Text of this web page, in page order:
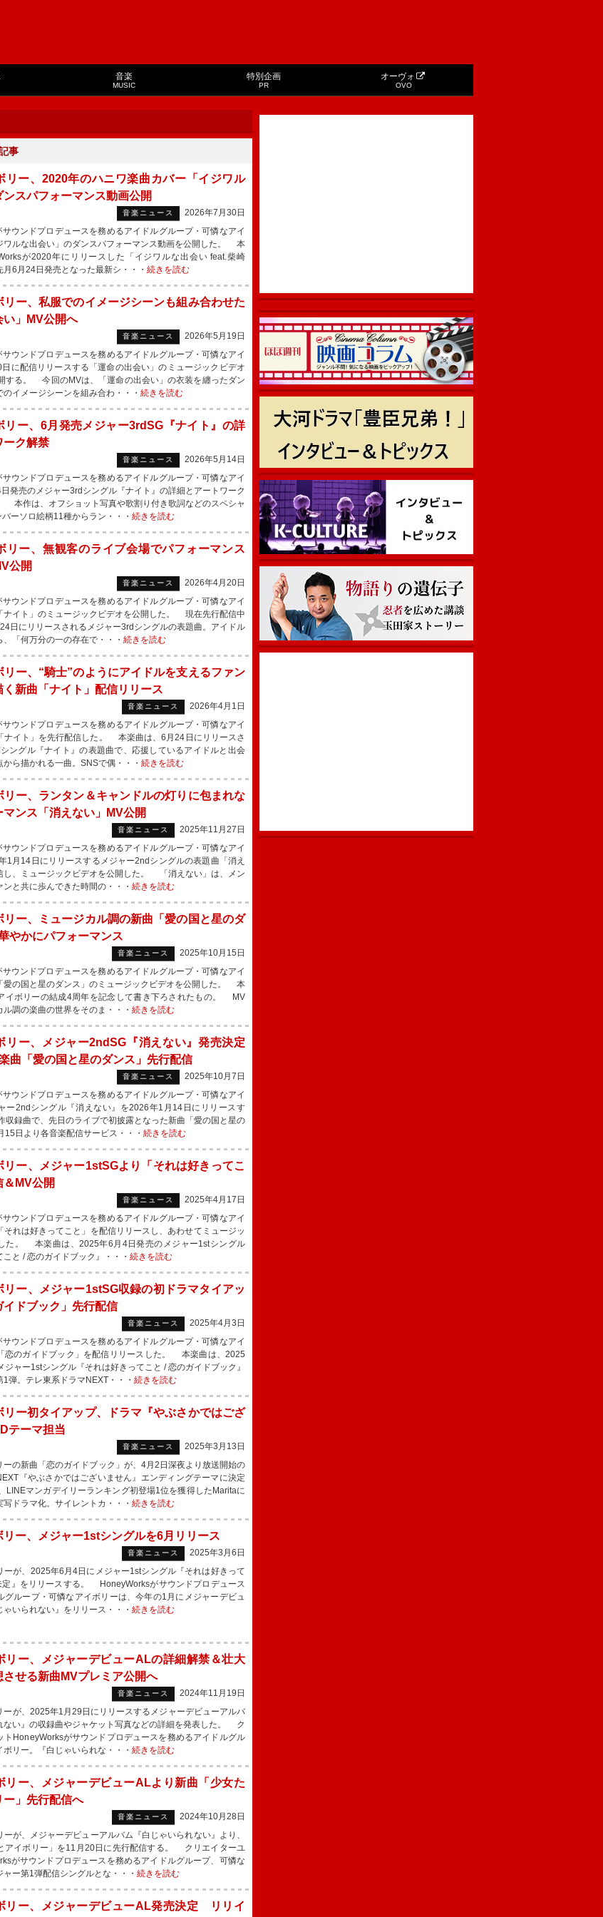
音楽
MUSIC
特別企画
PR
オーヴォ
OVO
事
リー、2020年のハニワ楽曲カバー「イジワル
スパフォーマンス動画公開
音楽ニュース
2026年7月30日
ウンドプロデュースを務めるアイドルグループ・可憐なアイ
ワルな出会い」のダンスパフォーマンス動画を公開した。 本
が2020年にリリースした「イジワルな出会い feat.柴崎
6月24日発売となった最新シ・・・ 続きを読む
リー、私服でのイメージシーンも組み合わせた
い」MV公開へ
音楽ニュース
2026年5月19日
ウンドプロデュースを務めるアイドルグループ・可憐なアイ
に配信リリースする「運命の出会い」のミュージックビデオ
する。 今回のMVは、「運命の出会い」の衣装を纏ったダン
イメージシーンを組み合わ・・・ 続きを読む
リー、6月発売メジャー3rdSG『ナイト』の詳
ーク解禁
音楽ニュース
2026年5月14日
ウンドプロデュースを務めるアイドルグループ・可憐なアイ
発売のメジャー3rdシングル『ナイト』の詳細とアートワーク
本作は、オフショット写真や歌割り付き歌詞などのスペシャ
ーソロ絵柄11種からラン・・・ 続きを読む
リー、無観客のライブ会場でパフォーマンス
公開
音楽ニュース
2026年4月20日
ウンドプロデュースを務めるアイドルグループ・可憐なアイ
ナイト」のミュージックビデオを公開した。 現在先行配信中
日にリリースされるメジャー3rdシングルの表題曲。アイドル
「何万分の一の存在で・・・ 続きを読む
リー、“騎士”のようにアイドルを支えるファン
新曲「ナイト」配信リリース
音楽ニュース
2026年4月1日
ウンドプロデュースを務めるアイドルグループ・可憐なアイ
ナイト」を先行配信した。 本楽曲は、6月24日にリリースさ
ングル『ナイト』の表題曲で、応援しているアイドルと出会
から描かれる一曲。SNSで偶・・・ 続きを読む
リー、ランタン＆キャンドルの灯りに包まれな
ンス「消えない」MV公開
音楽ニュース
2025年11月27日
ウンドプロデュースを務めるアイドルグループ・可憐なアイ
1月14日にリリースするメジャー2ndシングルの表題曲「消え
し、ミュージックビデオを公開した。 「消えない」は、メン
と共に歩んできた時間の・・・ 続きを読む
リー、ミュージカル調の新曲「愛の国と星のダ
やかにパフォーマンス
音楽ニュース
2025年10月15日
ウンドプロデュースを務めるアイドルグループ・可憐なアイ
愛の国と星のダンス」のミュージックビデオを公開した。 本
イボリーの結成4周年を記念して書き下ろされたもの。 MV
調の楽曲の世界をそのま・・・ 続きを読む
リー、メジャー2ndSG『消えない』発売決定
曲「愛の国と星のダンス」先行配信
音楽ニュース
2025年10月7日
ウンドプロデュースを務めるアイドルグループ・可憐なアイ
ー2ndシングル『消えない』を2026年1月14日にリリースす
録曲で、先日のライブで初披露となった新曲「愛の国と星の
15日より各音楽配信サービス・・・ 続きを読む
リー、メジャー1stSGより「それは好きってこ
＆MV公開
音楽ニュース
2025年4月17日
ウンドプロデュースを務めるアイドルグループ・可憐なアイ
それは好きってこと」を配信リリースし、あわせてミュージッ
た。 本楽曲は、2025年6月4日発売のメジャー1stシングル
こと / 恋のガイドブック』・・・ 続きを読む
リー、メジャー1stSG収録の初ドラマタイアッ
イドブック」先行配信
音楽ニュース
2025年4月3日
ウンドプロデュースを務めるアイドルグループ・可憐なアイ
恋のガイドブック」を配信リリースした。 本楽曲は、2025
ジャー1stシングル『それは好きってこと / 恋のガイドブック』
弾。テレ東系ドラマNEXT・・・ 続きを読む
リー初タイアップ、ドラマ『やぶさかではござ
テーマ担当
音楽ニュース
2025年3月13日
の新曲「恋のガイドブック」が、4月2日深夜より放送開始の
『やぶさかではございません』エンディングテーマに決定
マンガデイリーランキング初登場1位を獲得したMaritaに
ドラマ化。サイレントカ・・・ 続きを読む
リー、メジャー1stシングルを6月リリース
音楽ニュース
2025年3月6日
が、2025年6月4日にメジャー1stシングル『それは好きって
定』をリリースする。 HoneyWorksがサウンドプロデュース
グループ・可憐なアイボリーは、今年の1月にメジャーデビュ
いられない』をリリース・・・ 続きを読む
リー、メジャーデビューALの詳細解禁＆壮大
させる新曲MVプレミア公開へ
音楽ニュース
2024年11月19日
が、2025年1月29日にリリースするメジャーデビューアルバ
ない』の収録曲やジャケット写真などの詳細を発表した。 ク
トHoneyWorksがサウンドプロデュースを務めるアイドルグル
リー。『白じゃいられな・・・ 続きを読む
リー、メジャーデビューALより新曲「少女た
ー」先行配信へ
音楽ニュース
2024年10月28日
が、メジャーデビューアルバム『白じゃいられない』より、
アイボリー」を11月20日に先行配信する。 クリエイターユ
がサウンドプロデュースを務めるアイドルグループ、可憐な
ー第1弾配信シングルとな・・・ 続きを読む
リー、メジャーデビューAL発売決定 リリイ